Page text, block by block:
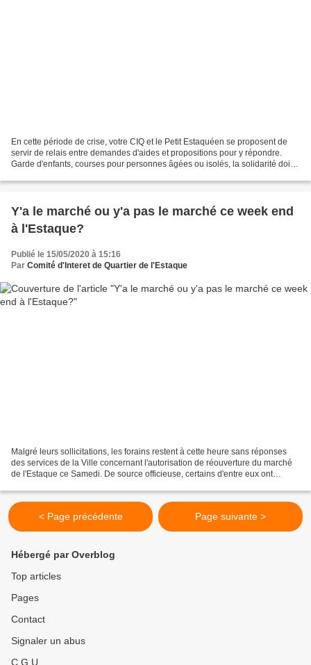
En cette période de crise, votre CIQ et le Petit Estaquéen se proposent de
servir de relais entre demandes d'aides et propositions pour y répondre.
Garde d'enfants, courses pour personnes âgées ou isolés, la solidarité doit
Y'a le marché ou y'a pas le marché ce week end
à l'Estaque?
Publié le 15/05/2020 à 15:16
Par Comité d'Interet de Quartier de l'Estaque
Malgré leurs sollicitations, les forains restent à cette heure sans réponses
des services de la Ville concernant l'autorisation de réouverture du marché
de l'Estaque ce Samedi. De source officieuse, certains d'entre eux ont
< Page précédente Page suivante >
Hébergé par Overblog
Top articles
Pages
Contact
Signaler un abus
C.G.U.